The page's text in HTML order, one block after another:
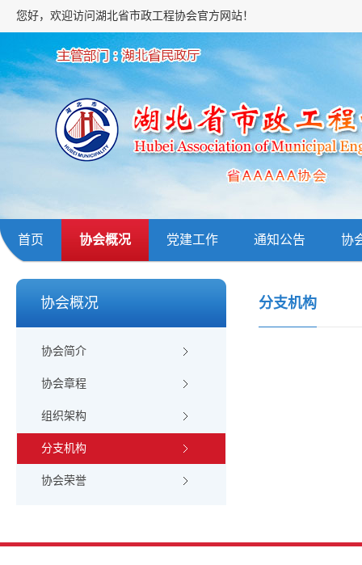
您好，欢迎访问湖北省市政工程协会官方网站！
首页 协会概况 党建工作 通知公告 协
协会概况
协会简介
协会章程
组织架构
分支机构
协会荣誉
分支机构